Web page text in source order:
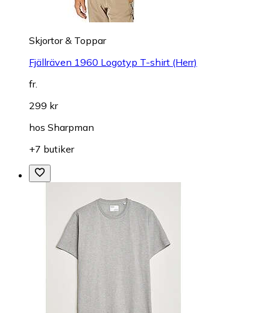
Skjortor & Toppar
Fjällräven 1960 Logotyp T-shirt (Herr)
fr.
299 kr
hos Sharpman
+7 butiker